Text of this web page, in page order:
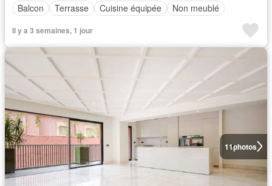
Balcon
Terrasse Cuisine équipée Non meublé
Il y a 3 semaines, 1 jour
11photos